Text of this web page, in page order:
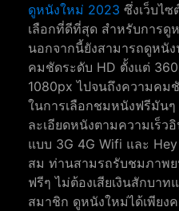
ดูหนังใหม่ 2023 ซึ่งเว็บไซ
เลือกที่ดีที่สุด สำหรับการดู
นอกจากนี้ยังสามารถดูหนั
คมชัดระดับ HD ตั้งแต่
1080px ไปจนถึงความคม
ในการเลือกชมหนังฟรีมันๆ
ละเอียดหนังตามความเร็ว
แบบ 3G 4G Wifi และ
สม ท่านสามรถรับชมภาพ
ฟรีๆ ไม่ต้องเสียเงินสักบาท
สมาชิก ดูหนังใหม่ได้เพียง